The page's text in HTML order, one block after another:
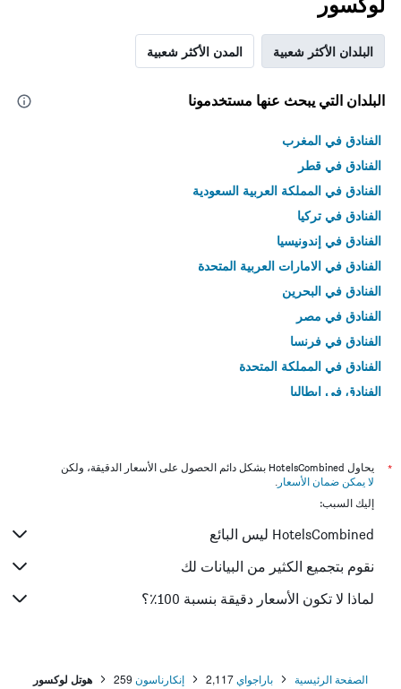
البلدان الأكثر شعبية المدن الأكثر شعبية
البلدان التي يبحث عنها مستخدمونا
الفنادق في المغرب
الفنادق في قطر
الفنادق في المملكة العربية السعودية
الفنادق في تركيا
الفنادق في إندونيسيا
الفنادق في الامارات العربية المتحدة
الفنادق في البحرين
الفنادق في مصر
الفنادق في فرنسا
الفنادق في المملكة المتحدة
الفنادق في إيطاليا
*
يحاول HotelsCombined بشكل دائم الحصول على الأسعار الدقيقة، ولكن
لا يمكن ضمان الأسعار .
إليك السبب:
HotelsCombined ليس البائع
نقوم بتجميع الكثير من البيانات لك
لماذا لا تكون الأسعار دقيقة بنسبة 100٪؟
الصفحة الرئيسية باراجواي2,117 إنكارناسون 259 هوتل لوكسور